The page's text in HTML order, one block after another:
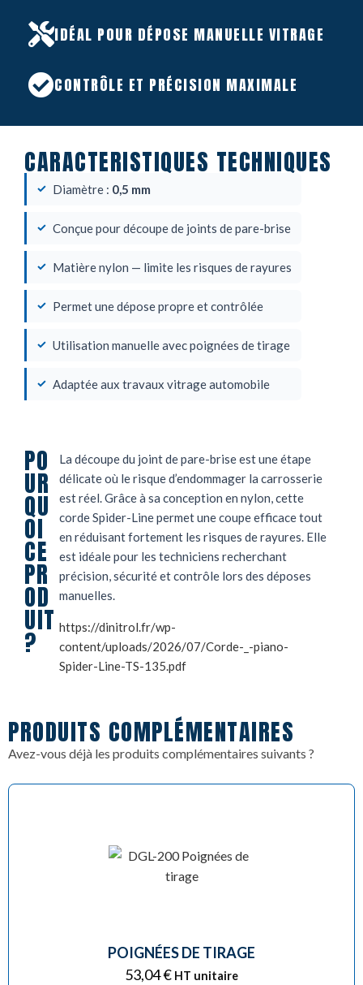
IDÉAL POUR DÉPOSE MANUELLE VITRAGE
CONTRÔLE ET PRÉCISION MAXIMALE
CARACTERISTIQUES TECHNIQUES
Diamètre : 0,5 mm
Conçue pour découpe de joints de pare-brise
Matière nylon — limite les risques de rayures
Permet une dépose propre et contrôlée
Utilisation manuelle avec poignées de tirage
Adaptée aux travaux vitrage automobile
PO
UR
QU
OI
CE
PR
OD
UIT
?
La découpe du joint de pare-brise est une étape
délicate où le risque d’endommager la carrosserie
est réel. Grâce à sa conception en nylon, cette
corde Spider-Line permet une coupe efficace tout
en réduisant fortement les risques de rayures. Elle
est idéale pour les techniciens recherchant
précision, sécurité et contrôle lors des déposes
manuelles.
https://dinitrol.fr/wp-
content/uploads/2026/07/Corde-_-piano-
Spider-Line-TS-135.pdf
PRODUITS COMPLÉMENTAIRES
Avez-vous déjà les produits complémentaires suivants ?
POIGNÉES DE TIRAGE
53,04€ HT unitaire